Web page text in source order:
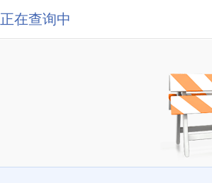
正在查询中